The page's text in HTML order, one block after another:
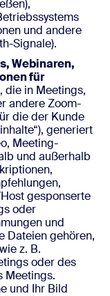
und andere
Signale).
Webinaren,
für
die in Meetings,
andere Zoom-
die der Kunde
generiert
Meeting-
und außerhalb
gesponserte
oder
und
Dateien gehören,
z. B.
oder des
Meetings.
und Ihr Bild